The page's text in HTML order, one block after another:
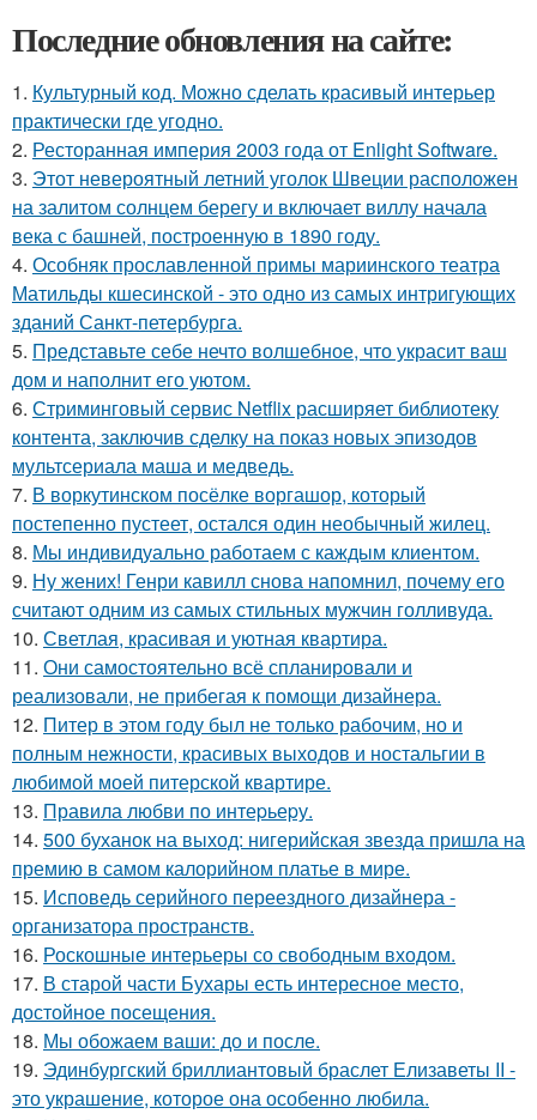
Последние обновления на сайте:
1. Культурный код. Можно сделать красивый интерьер
практически где угодно.
2. Ресторанная империя 2003 года от Enlight Software.
3. Этот невероятный летний уголок Швеции расположен
на залитом солнцем берегу и включает виллу начала
века с башней, построенную в 1890 году.
4. Особняк прославленной примы мариинского театра
Матильды кшесинской - это одно из самых интригующих
зданий Санкт-петербурга.
5. Представьте себе нечто волшебное, что украсит ваш
дом и наполнит его уютом.
6. Стриминговый сервис Netflix расширяет библиотеку
контента, заключив сделку на показ новых эпизодов
мультсериала маша и медведь.
7. В воркутинском посёлке воргашор, который
постепенно пустеет, остался один необычный жилец.
8. Мы индивидуально работаем с каждым клиентом.
9. Ну жених! Генри кавилл снова напомнил, почему его
считают одним из самых стильных мужчин голливуда.
10. Светлая, красивая и уютная квартира.
11. Они самостоятельно всё спланировали и
реализовали, не прибегая к помощи дизайнера.
12. Питер в этом году был не только рабочим, но и
полным нежности, красивых выходов и ностальгии в
любимой моей питерской квартире.
13. Правила любви по интеpьеpу.
14. 500 буханок на выход: нигерийская звезда пришла на
премию в самом калорийном платье в мире.
15. Исповедь серийного переездного дизайнера -
организатора пространств.
16. Роскошные интерьеры со свободным входом.
17. В старой части Бухары есть интересное место,
достойное посещения.
18. Мы обожаем ваши: до и после.
19. Эдинбургский бриллиантовый браслет Елизаветы II -
это украшение, которое она особенно любила.